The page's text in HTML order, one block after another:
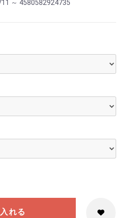
～ 4580582924735
れる